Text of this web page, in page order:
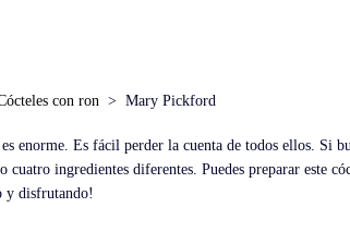
con ron Mary Pickford
enorme. Es fácil perder la cuenta de todos ellos.
cuatro ingredientes diferentes. Puedes preparar este
y disfrutando!